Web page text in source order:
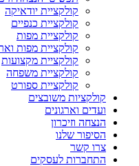
קולקציית יודאיקה
קולקציית כנפיים
קולקציית מפות
קולקציית מפות
קולקציית מקצועות
קולקציית משפחה
קולקציית ספורט
קולקציות משובצים
ועדים וארגונים
הנצחה וזיכרון
הסיפור שלנו
צרו קשר
התחברות לעסקים